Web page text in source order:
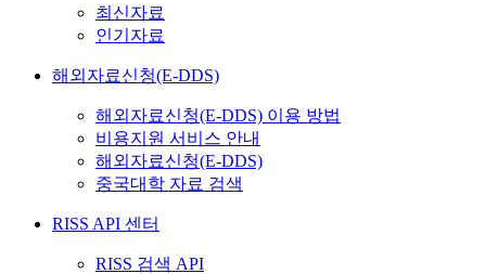
최신자료
인기자료
해외자료신청(E-DDS)
해외자료신청(E-DDS) 이용 방법
비용지원 서비스 안내
해외자료신청(E-DDS)
중국대학 자료 검색
RISS API 센터
RISS 검색 API